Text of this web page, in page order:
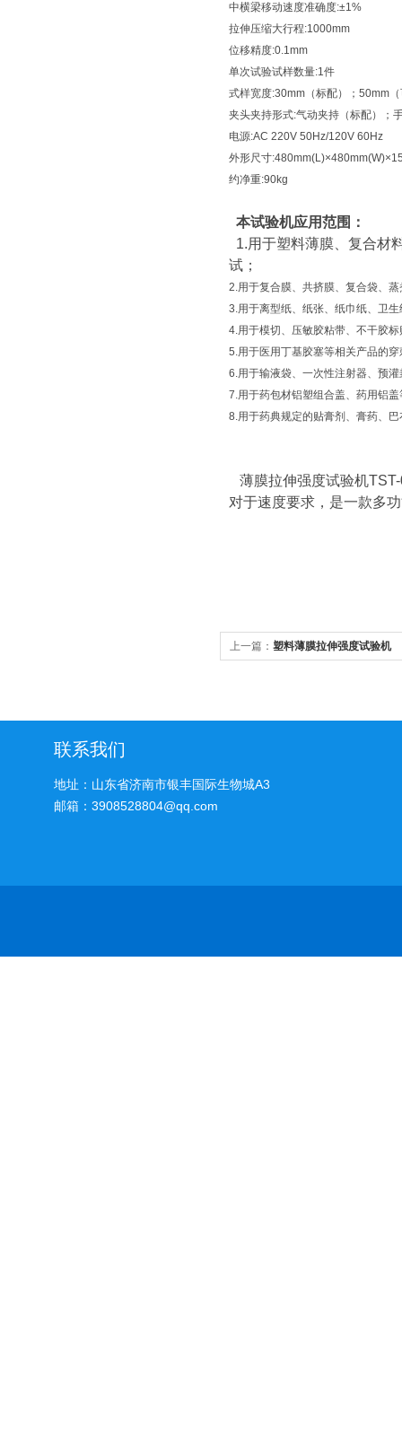
中横梁移动速度准确度:±1%
拉伸压缩大行程:1000mm
位移精度:0.1mm
单次试验试样数量:1件
式样宽度:30mm（标配）；50mm
夹头夹持形式:气动夹持（标配）；
电源:AC 220V 50Hz/120V 60Hz
外形尺寸
约净重:90kg
本试验机应用范围：
1.用于塑料薄膜、复合材
试；
2.用于复合膜、共挤膜、复合袋、
3.用于离型纸、纸张、纸巾纸、卫
4.用于模切、压敏胶粘带、不干胶
5.用于医用丁基胶塞等相关产品的
6.用于输液袋、一次性注射器、预
7.用于药包材铝塑组合盖、药用铝
8.用于药典规定的贴膏剂、膏药、
薄膜拉伸强度试验机
对于速度要求，是一款多
上一篇： 塑料薄膜拉伸强度试验机
联系我们
地址：山东省济南市银丰国际生物城A3
邮箱：3908528804@qq.com